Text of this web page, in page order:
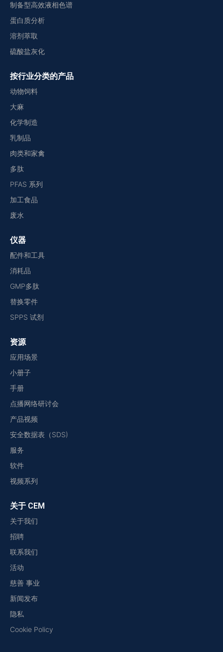
制备型高效液相色谱
蛋白质分析
溶剂萃取
硫酸盐灰化
按行业分类的产品
动物饲料
大麻
化学制造
乳制品
肉类和家禽
多肽
PFAS 系列
加工食品
废水
仪器
配件和工具
消耗品
GMP多肽
替换零件
SPPS 试剂
资源
应用场景
小册子
手册
点播网络研讨会
产品视频
安全数据表（SDS)
服务
软件
视频系列
关于 CEM
关于我们
招聘
联系我们
活动
慈善 事业
新闻发布
隐私
Cookie Policy